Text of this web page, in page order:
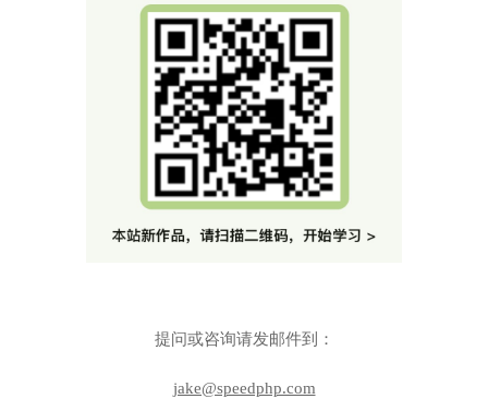
提问或咨询请发邮件到：
jake@speedphp.com